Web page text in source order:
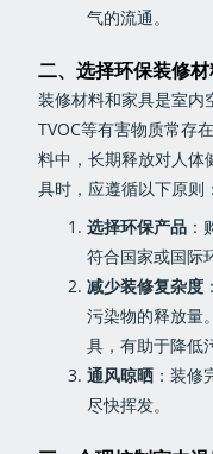
气的流通。
二、选择环保装修
装修材料和家具是室内
TVOC等有害物质常存
料中，长期释放对人体
具时，应遵循以下原则：
选择环保产品
符合国家或国际
减少装修复杂度
污染物的释放量
具，有助于降低
通风晾晒 ：装
尽快挥发。